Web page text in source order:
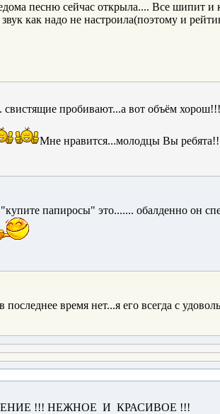
песню сейчас открыла.... Все шипит и
как надо не настроила(поэтому и
свистящие пробивают...а вот объём
Мне нравится...молодцы Вы
папиросы" это....... обалденно он
время нет...я его всегда с
!!! НЕЖНОЕ И КРАСИВОЕ !!!